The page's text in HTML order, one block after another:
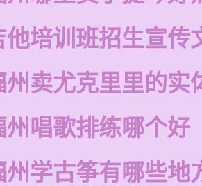
他培训班招生宣传
州卖尤克里里的实
州唱歌排练哪个好
州学古筝有哪些地